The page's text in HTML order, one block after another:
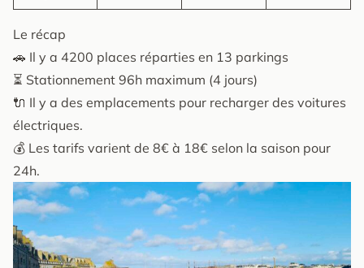
Le récap
🚗 Il y a 4200 places réparties en 13 parkings
⏳ Stationnement 96h maximum (4 jours)
🔌 Il y a des emplacements pour recharger des voitures
électriques.
💰 Les tarifs varient de 8€ à 18€ selon la saison pour
24h.